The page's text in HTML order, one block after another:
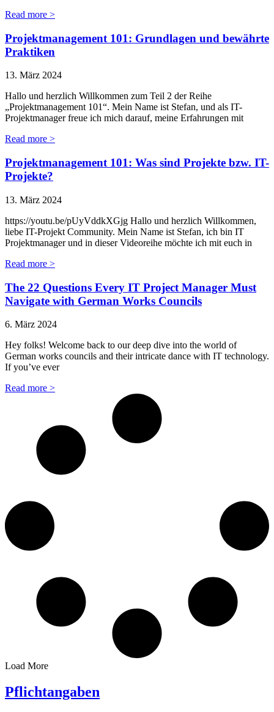
Read more >
Projektmanagement 101: Grundlagen und bewährte
Praktiken
13. März 2024
Hallo und herzlich Willkommen zum Teil 2 der Reihe
„Projektmanagement 101“. Mein Name ist Stefan, und als IT-
Projektmanager freue ich mich darauf, meine Erfahrungen mit
Read more >
Projektmanagement 101: Was sind Projekte bzw. IT-
Projekte?
13. März 2024
https://youtu.be/pUyVddkXGjg Hallo und herzlich Willkommen,
liebe IT-Projekt Community. Mein Name ist Stefan, ich bin IT
Projektmanager und in dieser Videoreihe möchte ich mit euch in
Read more >
The 22 Questions Every IT Project Manager Must
Navigate with German Works Councils
6. März 2024
Hey folks! Welcome back to our deep dive into the world of
German works councils and their intricate dance with IT technology.
If you’ve ever
Read more >
Load More
Pflichtangaben